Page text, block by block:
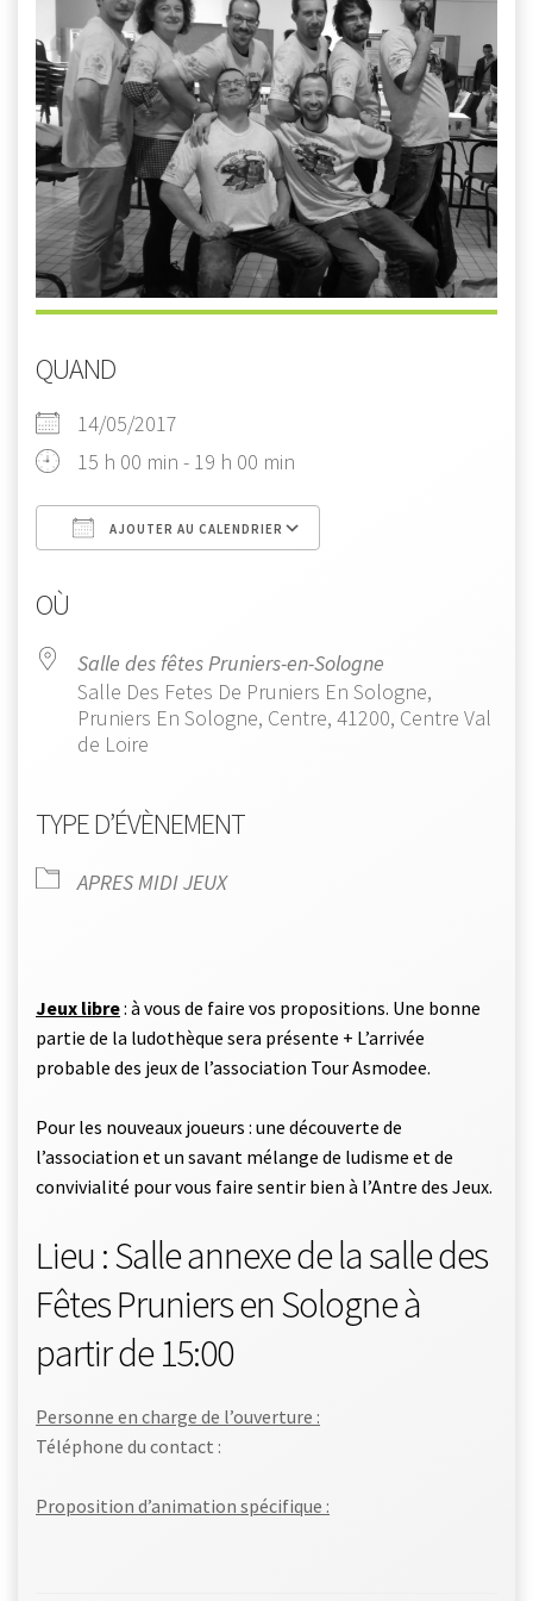
QUAND
14/05/2017
15 h 00 min - 19 h 00 min
AJOUTER AU CALENDRIER
OÙ
Salle des fêtes Pruniers-en-Sologne
Salle Des Fetes De Pruniers En Sologne,
Pruniers En Sologne, Centre, 41200, Centre Val
de Loire
TYPE D’ÉVÈNEMENT
APRES MIDI JEUX
Jeux libre: à vous de faire vos propositions. Une bonne
partie de la ludothèque sera présente + L’arrivée
probable des jeux de l’association Tour Asmodee.
Pour les nouveaux joueurs : une découverte de
l’association et un savant mélange de ludisme et de
convivialité pour vous faire sentir bien à l’Antre des Jeux.
Lieu : Salle annexe de la salle des
Fêtes Pruniers en Sologne à
partir de 15:00
Personne en charge de l’ouverture :
Téléphone du contact :
Proposition d’animation spécifique :